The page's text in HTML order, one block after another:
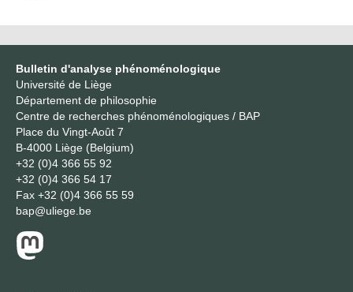
Bulletin d'analyse phénoménologique
Université de Liège
Département de philosophie
Centre de recherches phénoménologiques / BAP
Place du Vingt-Août 7
B-4000 Liège (Belgium)
+32 (0)4 366 55 92
+32 (0)4 366 54 17
Fax +32 (0)4 366 55 59
bap@uliege.be